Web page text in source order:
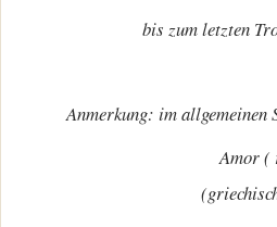
bis zum letzten
Anmerkung: im allgemeinen
Amor (